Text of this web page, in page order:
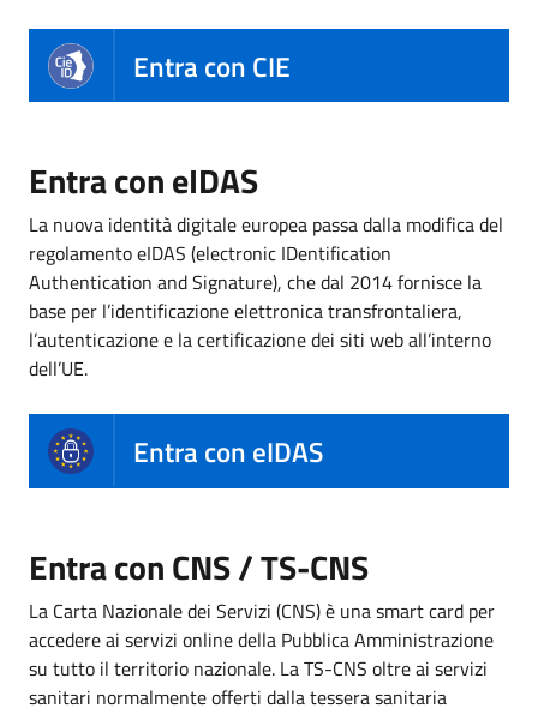
Entra con CIE
Entra con eIDAS
La nuova identità digitale europea passa dalla modifica del
regolamento eIDAS (electronic IDentification
Authentication and Signature), che dal 2014 fornisce la
base per l’identificazione elettronica transfrontaliera,
l’autenticazione e la certificazione dei siti web all’interno
dell’UE.
Entra con eIDAS
Entra con CNS / TS-CNS
La Carta Nazionale dei Servizi (CNS) è una smart card per
accedere ai servizi online della Pubblica Amministrazione
su tutto il territorio nazionale. La TS-CNS oltre ai servizi
sanitari normalmente offerti dalla tessera sanitaria